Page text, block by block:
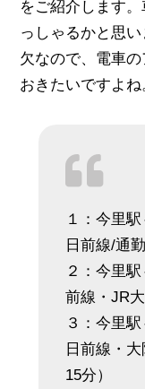
をご紹介します
っしゃるかと思
欠なので、電車
おきたいですよね
１：今里
日前線/通
２：今里
前線・JR
３：今里
日前線・
15分）